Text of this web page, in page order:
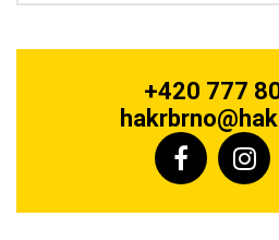
+420 777